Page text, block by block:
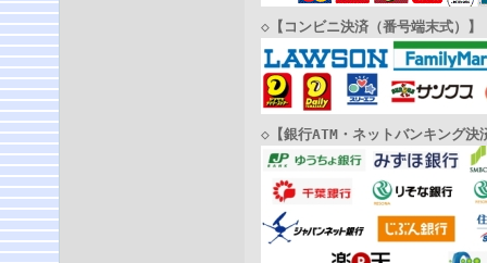
◇ 【コンビニ決済（番号端末式）】
◇ 【銀行ATM・ネットバンキング決